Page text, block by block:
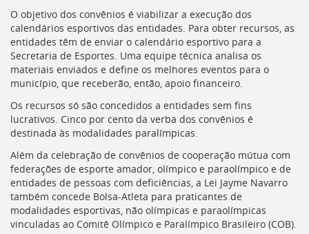
O objetivo dos convênios é viabilizar a execução dos
calendários esportivos das entidades. Para obter recursos, as
entidades têm de enviar o calendário esportivo para a
Secretaria de Esportes. Uma equipe técnica analisa os
materiais enviados e define os melhores eventos para o
município, que receberão, então, apoio financeiro.
Os recursos só são concedidos a entidades sem fins
lucrativos. Cinco por cento da verba dos convênios é
destinada às modalidades paralímpicas.
Além da celebração de convênios de cooperação mútua com
federações de esporte amador, olímpico e paraolímpico e de
entidades de pessoas com deficiências, a Lei Jayme Navarro
também concede Bolsa-Atleta para praticantes de
modalidades esportivas, não olímpicas e paraolímpicas
vinculadas ao Comitê Olímpico e Paralímpico Brasileiro (COB).